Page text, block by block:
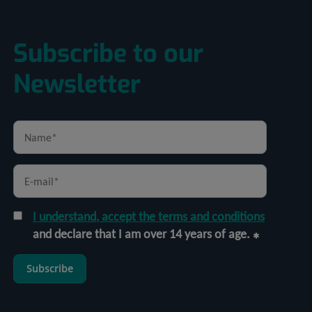
Subscribe to our
Newsletter
I understand, accept the terms and conditions
and declare that I am over 14 years of age.
Subscribe